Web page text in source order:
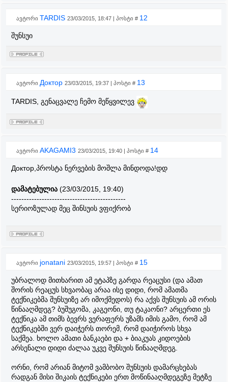
ავტორი TARDIS 23/03/2015, 18:47 | პოსტი # 12
შუნსუი
ავტორი Доктор 23/03/2015, 19:37 | პოსტი # 13
TARDIS, გენაცვალე ჩემო მეწყვილევ
ავტორი AKAGAMI3 23/03/2015, 19:40 | პოსტი # 14
Доктор,პროსტა ნერვების მოშლა მინდოდა!დდ
დამატებულია (23/03/2015, 19:40)
---------------------------------------------
სერიოზულად მეც შინსუის ვფიქრობ
ავტორი jonatani 23/03/2015, 19:57 | პოსტი # 15
უბრალოდ მითხარით ამ ეტაპზე გარდა რეაცუსი (და ამათ
შორის რეაცუს სხვაობაც არაა ისე დიდი, რომ ამათმა
ტექნიკებმა შუნსუიზე არ იმოქმედოს) რა აქვს შუნსუის ამ ორის
წინააღმდეგ? ბუშუგომა, კაგეონი, თუ ტაკაონი? არცერთი ეს
ტექნიკა ამ თიმს ბევრს ვერაფერს უზამს იმის გამო, რომ ამ
ტექნიკებში ვერ დაიჭერს თორემ, რომ დაიჭიროს სხვა
საქმეა. ხოლო ამათი ბანკაები და + ბიაკუას კიდოების
არსენალი დიდი ძალაა უკვე შუნსუის წინააღმდეგ.
ორნი, რომ არიან მიტომ ვამბობო შუნსუის დამარცხებას
რადგან მისი შიკაის ტექნიკები ერთ მოწინააღმდეგეზე მეტზე